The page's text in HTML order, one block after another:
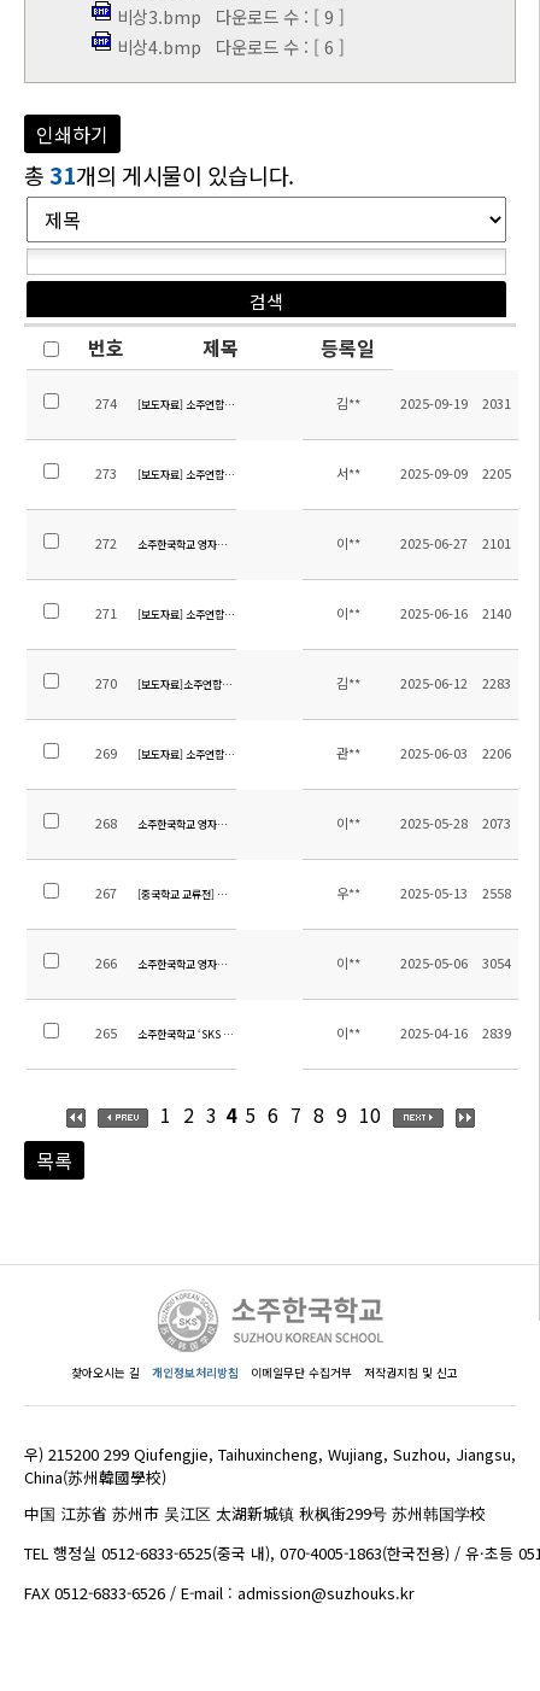
비상3.bmp 다운로드 수 : [ 9 ]
비상4.bmp 다운로드 수 : [ 6 ]
인쇄하기
총 31개의 게시물이 있습니다.
번호 제목 등록일
274 [보도자료] 소주연합타임즈_광복 80주년 특집기사
김** 2025-09-19 2031
273 [보도자료] 소주연합타임즈_2025 중등 외국어 합창대회
서** 2025-09-09 2205
272 소주한국학교 영자신문 6월호 이** 2025-06-27 2101
271 [보도자료] 소주연합타임즈_2025 유초등부 과학행사
이** 2025-06-16 2140
270 [보도자료]소주연합타임즈_2025학년도 음악경연대회
김** 2025-06-12 2283
269 [보도자료] 소주연합타임즈_SKS광고제, 영어디베이트
관** 2025-06-03 2206
268 소주한국학교 영자신문 5월호 이** 2025-05-28 2073
267 [중국학교 교류전] 스포츠 및 문화 교류전 with 오강고등학교
우** 2025-05-13 2558
266 소주한국학교 영자신문 4월호 이** 2025-05-06 3054
265 소주한국학교 ‘SKS 태권도 시범단’ 발대식 개최 “K-컬처 문화 확산, 청소년 교류 강화”(상해한
이** 2025-04-16 2839
1 2 3 4 5 6 7 8 9 10
목록
찾아오시는 길 개인정보처리방침 이메일무단 수집거부 저작권지침 및 신고
우) 215200 299 Qiufengjie, Taihuxincheng, Wujiang, Suzhou, Jiangsu,
China(苏州韓國學校)
中国 江苏省 苏州市 吴江区 太湖新城镇 秋枫街299号 苏州韩国学校
TEL 행정실 0512-6833-6525(중국 내), 070-4005-1863(한국전용) / 유·초등
FAX 0512-6833-6526 / E-mail : admission@suzhouks.kr